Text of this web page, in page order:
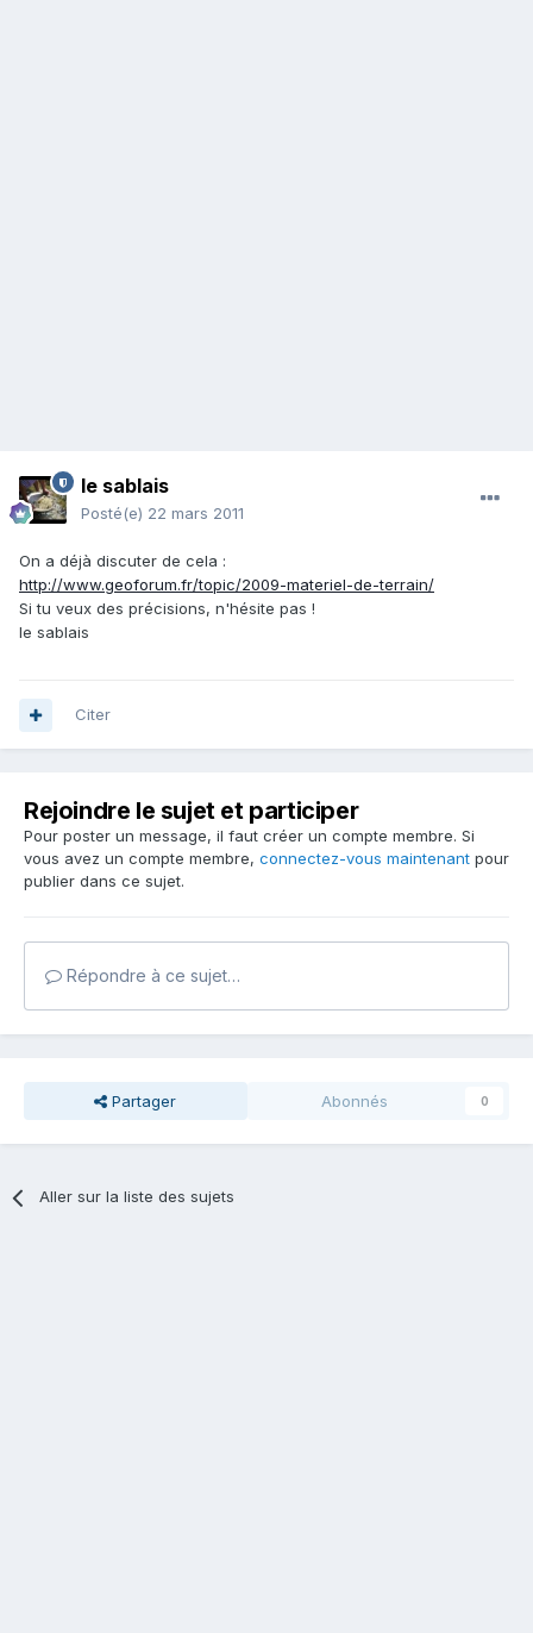
le sablais
Posté(e) 22 mars 2011
On a déjà discuter de cela :
http://www.geoforum.fr/topic/2009-materiel-de-terrain/
Si tu veux des précisions, n'hésite pas !
le sablais
Citer
Rejoindre le sujet et participer
Pour poster un message, il faut créer un compte membre. Si
vous avez un compte membre, connectez-vous maintenant pour
publier dans ce sujet.
Répondre à ce sujet…
Partager Abonnés 0
Aller sur la liste des sujets